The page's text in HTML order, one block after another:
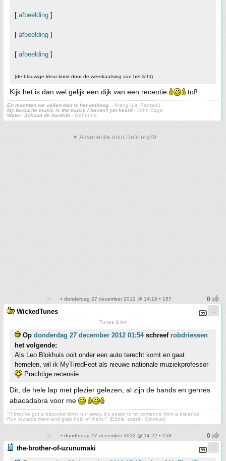
[ afbeelding ]
[ afbeelding ]
[ afbeelding ]
(de blauwige kleur komt door de weerkaatsing van het licht)
Kijk het is dan wel gelijk een dijk van een recentie tof!
En mochten we vallen dan is het omhoog. - Krang (uit: Pantani)
My favourite music is the music I haven't yet heard - John Cage
Water: ijskoud de hardste - Gehenna
▼ Advertentie door Refinery89
• donderdag 27 december 2012 @ 14:18 • 157
WickedTunes
Tunes & Art
Op donderdag 27 december 2012 01:54schreef robdriessen
het volgende:
Als Leo Blokhuis ooit onder een auto terecht komt en gaat
hemelen, wil ik MyTiredFeet als nieuwe nationale muziekprofessor
Prachtige recensie.
Dit, de hele lap met plezier gelezen, al zijn de bands en genres
abacadabra voor me
"If they've got a bazooka don't run away, it's easier to hit someone from a distance.
Run towards them and grab hold of them.!" (Eddie Izzard - Glorious)
• donderdag 27 december 2012 @ 14:22 • 158
the-brother-of-uzunumaki